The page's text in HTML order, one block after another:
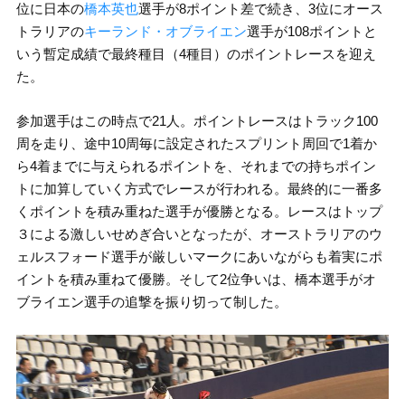
位に日本の橋本英也選手が8ポイント差で続き、3位にオース
トラリアのキーランド・オブライエン選手が108ポイントと
いう暫定成績で最終種目（4種目）のポイントレースを迎え
た。
参加選手はこの時点で21人。ポイントレースはトラック100
周を走り、途中10周毎に設定されたスプリント周回で1着か
ら4着までに与えられるポイントを、それまでの持ちポイン
トに加算していく方式でレースが行われる。最終的に一番多
くポイントを積み重ねた選手が優勝となる。レースはトップ
３による激しいせめぎ合いとなったが、オーストラリアのウ
ェルスフォード選手が厳しいマークにあいながらも着実にポ
イントを積み重ねて優勝。そして2位争いは、橋本選手がオ
ブライエン選手の追撃を振り切って制した。